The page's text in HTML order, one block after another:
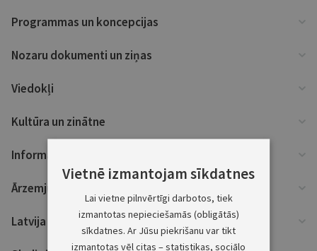
Programmas un koncepcijas
Nozaru dokumenti un ziņas
Viedokļi
Kultūra un zinātne
Informācija
Ārzemju ziņas
Latvija un ES
Vietnē izmantojam sīkdatnes
Lai vietne pilnvērtīgi darbotos, tiek
izmantotas nepieciešamās (obligātās)
sīkdatnes. Ar Jūsu piekrišanu var tikt
izmantotas vēl citas – statistikas, sociālo